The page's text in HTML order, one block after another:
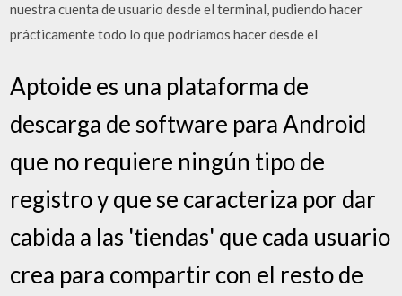
nuestra cuenta de usuario desde el terminal, pudiendo hacer
prácticamente todo lo que podríamos hacer desde el
Aptoide es una plataforma de
descarga de software para Android
que no requiere ningún tipo de
registro y que se caracteriza por dar
cabida a las 'tiendas' que cada usuario
crea para compartir con el resto de